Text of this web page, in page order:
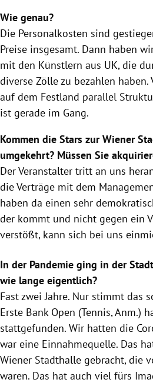
Wie genau?
Die Personalkosten sind
Preise insgesamt. Dann haben
mit den Künstlern aus UK, die
diverse Zölle zu bezahlen haben.
auf dem Festland parallel
ist gerade im Gang.
Kommen die Stars zur Wiener
umgekehrt? Müssen Sie
Der Veranstalter tritt an uns
die Verträge mit dem
haben da einen sehr
der kommt und nicht gegen ein
verstößt, kann sich bei uns
In der Pandemie ging in der
wie lange eigentlich?
Fast zwei Jahre. Nur stimmt das
Erste Bank Open (Tennis, Anm.)
stattgefunden. Wir hatten die
war eine Einnahmequelle. Das
Wiener Stadthalle gebracht, die
waren. Das hat auch viel fürs